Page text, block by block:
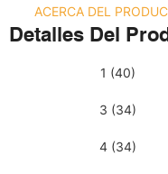
ACERCA DEL
Detalles Del